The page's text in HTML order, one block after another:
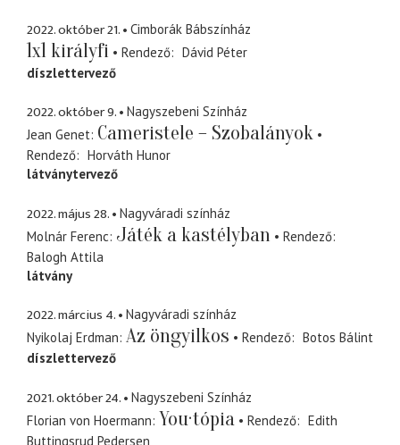
2022. október 21. Cimborák Bábszínház
1x1 királyfi Rendező
Dávid Péter
díszlettervező
2022. október 9.
Nagyszebeni Színház
Jean Genet Cameristele – Szobalányok
Rendező
Horváth Hunor
látványtervező
2022. május 28.
Nagyváradi színház
Molnár Ferenc Játék a kastélyban
Rendező
Balogh Attila
látvány
2022. március 4.
Nagyváradi színház
Nyikolaj Erdman Az öngyilkos Rendező
Botos Bálint
díszlettervező
2021. október 24.
Nagyszebeni Színház
Florian von Hoermann You·tópia Rendező
Edith
Buttingsrud Pedersen